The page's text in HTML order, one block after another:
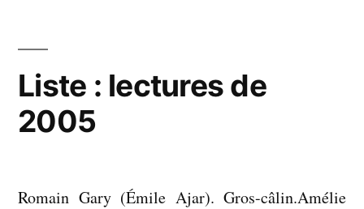
Liste : lectures de
2005
Romain Gary (Émile Ajar). Gros-câlin.Amélie